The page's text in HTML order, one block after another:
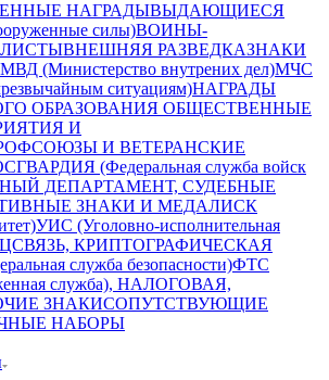
НАГРАДЫВЫДАЮЩИЕСЯ
силы)ВОИНЫ-
ВНЕШНЯЯ РАЗВЕДКАЗНАКИ
МВД (Министерство внутрених дел)МЧС
ситуациям)НАГРАДЫ
ОБРАЗОВАНИЯ ОБЩЕСТВЕННЫЕ
И
И ВЕТЕРАНСКИЕ
(Федеральная служба войск
ДЕПАРТАМЕНТ, СУДЕБНЫЕ
ЗНАКИ И МЕДАЛИСК
УИС (Уголовно-исполнительная
КРИПТОГРАФИЧЕСКАЯ
служба безопасности)ФТС
служба), НАЛОГОВАЯ,
ЗНАКИСОПУТСТВУЮЩИЕ
НАБОРЫ